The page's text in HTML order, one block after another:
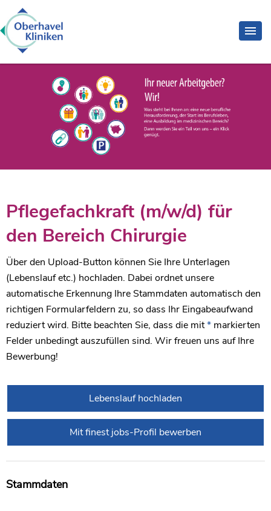
Pflegefachkraft (m/w/d) für
den Bereich Chirurgie
Über den Upload-Button können Sie Ihre Unterlagen
(Lebenslauf etc.) hochladen. Dabei ordnet unsere
automatische Erkennung Ihre Stammdaten automatisch den
richtigen Formularfeldern zu, so dass Ihr Eingabeaufwand
reduziert wird. Bitte beachten Sie, dass die mit* markierten
Felder unbedingt auszufüllen sind. Wir freuen uns auf Ihre
Bewerbung!
Lebenslauf hochladen
Mit finest jobs-Profil bewerben
Stammdaten